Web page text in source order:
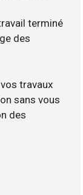
terminé
des
travaux
sans vous
des